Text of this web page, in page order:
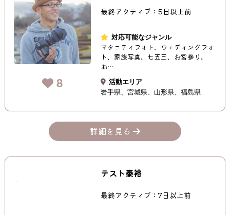
8
最終アクティブ：5日以上前
対応可能なジャンル
マタニティフォト、ウェディングフォ
ト、家族写真、七五三、お宮参り、
お…
活動エリア
岩手県
宮城県 山形県 福島県
詳細を見る
テスト泰裕
最終アクティブ：7日以上前